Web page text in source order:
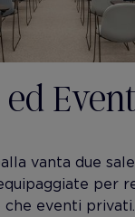
vanta due
per
che eventi